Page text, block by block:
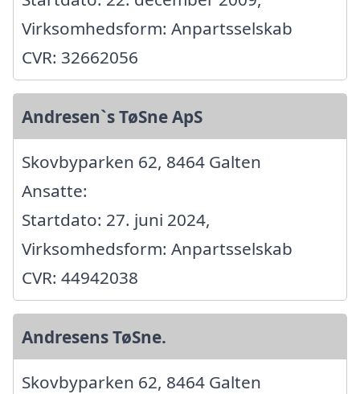
Virksomhedsform: Anpartsselskab
CVR: 32662056
Andresen`s TøSne ApS
Skovbyparken 62, 8464 Galten
Ansatte:
Startdato: 27. juni 2024,
Virksomhedsform: Anpartsselskab
CVR: 44942038
Andresens TøSne.
Skovbyparken 62, 8464 Galten